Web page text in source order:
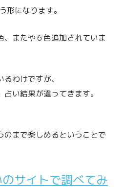
形になります。
、またや６色追加されていま
わけですが、
い結果が違ってきます。
のまで楽しめるということで
サイトで調べてみ